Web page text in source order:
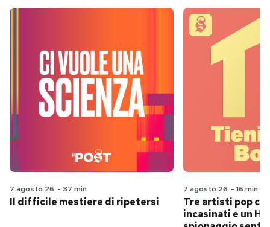
7 agosto 26 - 37 min
Il difficile mestiere di ripetersi
7 agosto 26 - 16 min
Tre artisti pop
incasinati e un